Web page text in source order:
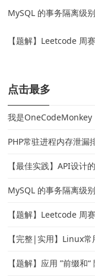
MySQL 的事务隔离级
【题解】Leetcode 周
点击最多
我是OneCodeMonkey
PHP常驻进程内存泄漏
【最佳实践】API设计
MySQL 的事务隔离级
【题解】Leetcode 周
【完整|实用】Linux常
【题解】应用 ”前缀和